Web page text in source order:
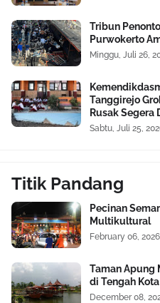
Tribun
Purwokerto
Minggu, Juli 26,
Tanggirejo
Rusak Segera
Sabtu, Juli 25,
Titik Pandang
Pecinan
Multikultural
February 06, 2026
Taman Apung
di Tengah Kota
December 08,